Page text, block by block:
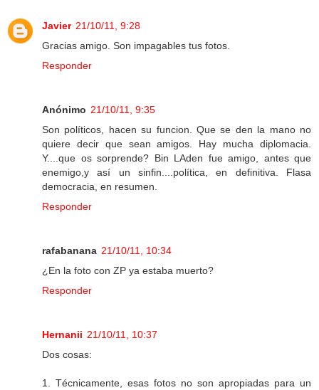
Javier 21/10/11, 9:28
Gracias amigo. Son impagables tus fotos.
Responder
Anónimo 21/10/11, 9:35
Son políticos, hacen su funcion. Que se den la mano no
quiere decir que sean amigos. Hay mucha diplomacia.
Y....que os sorprende? Bin LAden fue amigo, antes que
enemigo,y así un sinfin....política, en definitiva. Flasa
democracia, en resumen.
Responder
rafabanana 21/10/11, 10:34
¿En la foto con ZP ya estaba muerto?
Responder
Hernanii 21/10/11, 10:37
Dos cosas:
1. Técnicamente, esas fotos no son apropiadas para un